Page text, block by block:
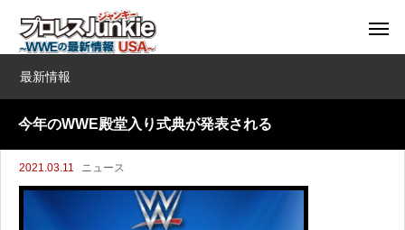
最新情報
今年のWWE殿堂入り式典が発表される
2021.03.11 ニュース